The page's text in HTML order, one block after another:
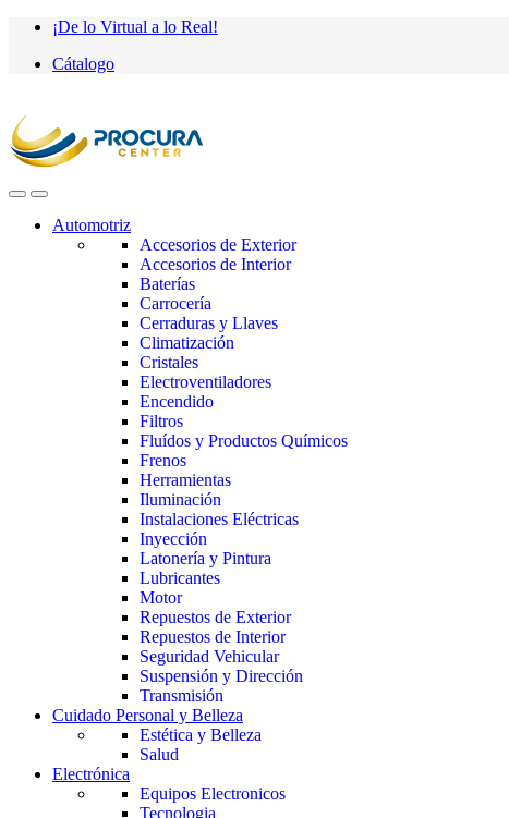
Saltar
navegación
saltar
contenido
¡De lo Virtual a lo Real!
Cátalogo
Automotriz
Accesorios de Exterior
Accesorios de Interior
Baterías
Carrocería
Cerraduras y Llaves
Climatización
Cristales
Electroventiladores
Encendido
Filtros
Fluídos y Productos Químicos
Frenos
Herramientas
Iluminación
Instalaciones Eléctricas
Inyección
Latonería y Pintura
Lubricantes
Motor
Repuestos de Exterior
Repuestos de Interior
Seguridad Vehicular
Suspensión y Dirección
Transmisión
Cuidado Personal y Belleza
Estética y Belleza
Salud
Electrónica
Equipos Electronicos
Tecnologia